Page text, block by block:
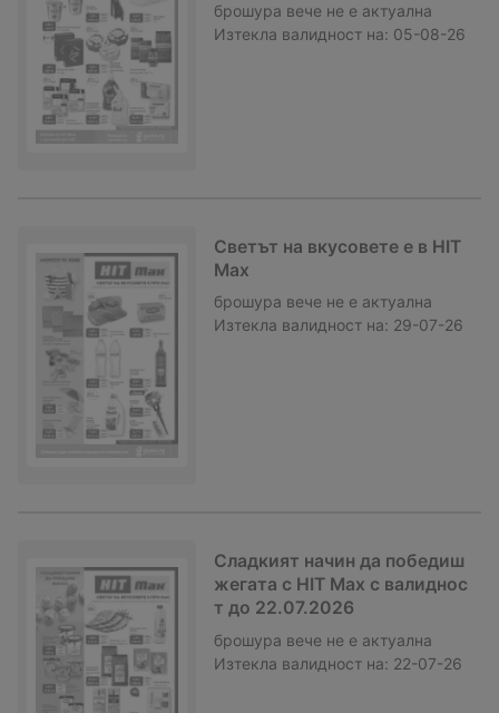
брошура вече не е актуална
Изтекла валидност на: 05-08-26
Светът на вкусовете е в HIT
Max
брошура вече не е актуална
Изтекла валидност на: 29-07-26
Сладкият начин да победиш
жегата с HIT Max с валиднос
т до 22.07.2026
брошура вече не е актуална
Изтекла валидност на: 22-07-26